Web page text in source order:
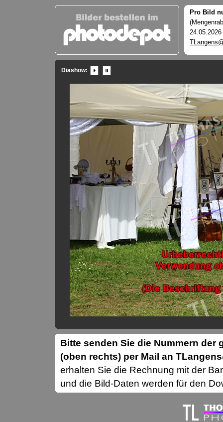
Pro Bild
24.05.2026
Diashow:
Bitte senden Sie die Nummern der
(oben rechts) per Mail an
erhalten Sie die Rechnung mit der
und die Bild-Daten werden für den